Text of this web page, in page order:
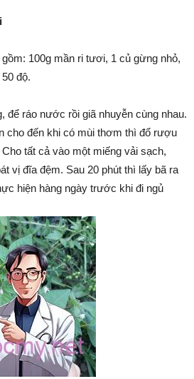
100g mần ri tươi, 1 củ gừng nhỏ,
độ.
để ráo nước rồi giã nhuyễn cùng nhau.
cho đến khi có mùi thơm thì đổ rượu
tất cả vào một miếng vải sạch,
vị đĩa đệm. Sau 20 phút thì lấy bã ra
hiện hàng ngày trước khi đi ngủ